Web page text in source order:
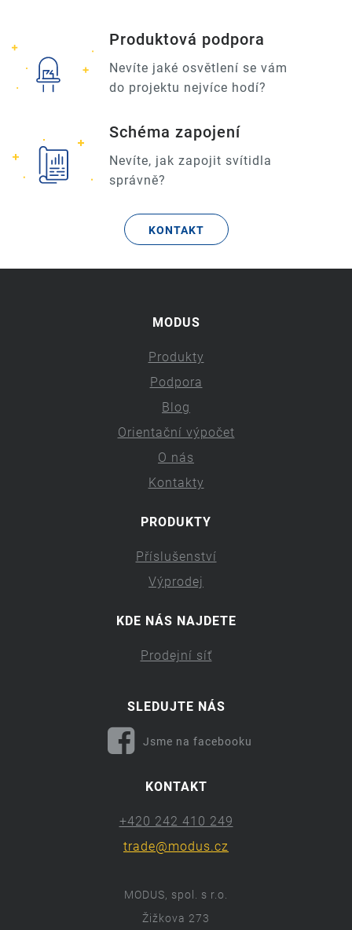
Produktová podpora
Nevíte jaké osvětlení se vám
do projektu nejvíce hodí?
Schéma zapojení
Nevíte, jak zapojit svítidla
správně?
KONTAKT
MODUS
Produkty
Podpora
Blog
Orientační výpočet
O nás
Kontakty
PRODUKTY
Příslušenství
Výprodej
KDE NÁS NAJDETE
Prodejní síť
SLEDUJTE NÁS
Jsme na facebooku
KONTAKT
+420 242 410 249
trade@modus.cz
MODUS, spol. s r.o.
Žižkova 273